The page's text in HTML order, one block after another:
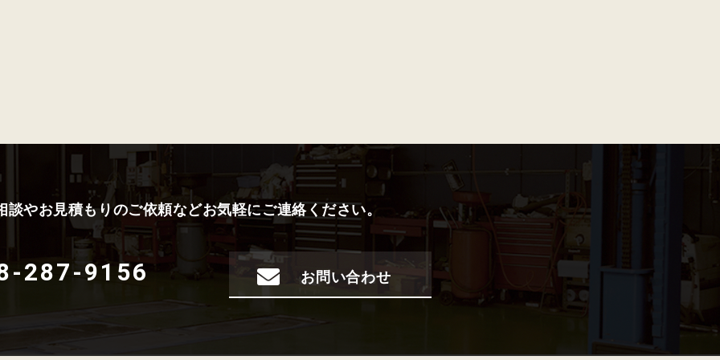
談やお見積もりのご依頼などお気軽にご連絡ください。
287-9156 お問い合わせ